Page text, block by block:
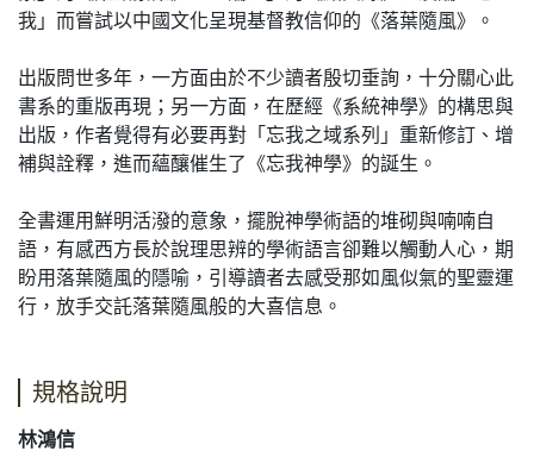
我」而嘗試以中國文化呈現基督教信仰的《落葉隨風》。
出版問世多年，一方面由於不少讀者殷切垂詢，十分關心此
書系的重版再現；另一方面，在歷經《系統神學》的構思與
出版，作者覺得有必要再對「忘我之域系列」重新修訂、增
補與詮釋，進而蘊釀催生了《忘我神學》的誕生。
全書運用鮮明活潑的意象，擺脫神學術語的堆砌與喃喃自
語，有感西方長於說理思辨的學術語言卻難以觸動人心，期
盼用落葉隨風的隱喻，引導讀者去感受那如風似氣的聖靈運
行，放手交託落葉隨風般的大喜信息。
規格說明
林鴻信